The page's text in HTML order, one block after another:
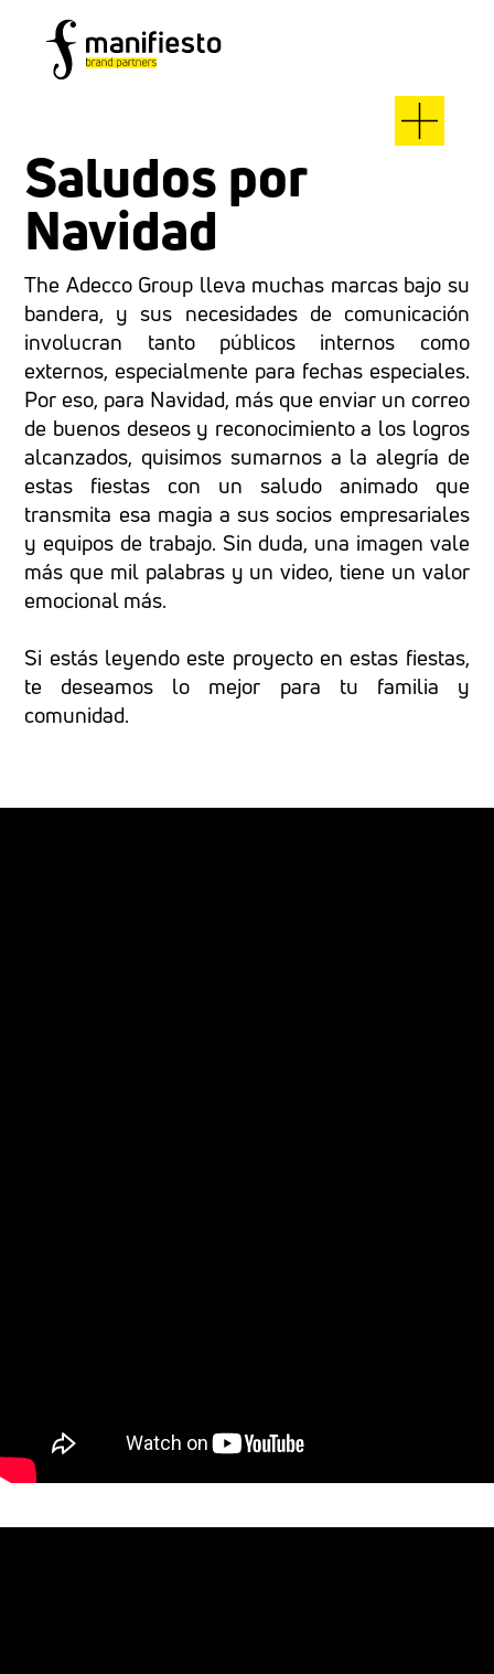
Saludos por
Navidad
The Adecco Group lleva muchas marcas bajo su
bandera, y sus necesidades de comunicación
involucran tanto públicos internos como
externos, especialmente para fechas especiales.
Por eso, para Navidad, más que enviar un correo
de buenos deseos y reconocimiento a los logros
alcanzados, quisimos sumarnos a la alegría de
estas fiestas con un saludo animado que
transmita esa magia a sus socios empresariales
y equipos de trabajo. Sin duda, una imagen vale
más que mil palabras y un video, tiene un valor
emocional más.
Si estás leyendo este proyecto en estas fiestas,
te deseamos lo mejor para tu familia y
comunidad.